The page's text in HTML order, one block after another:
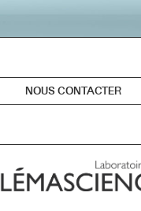
NOUS CONTACTER